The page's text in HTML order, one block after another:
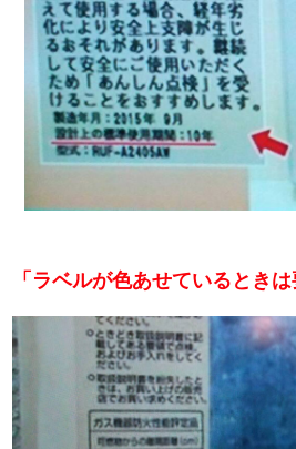
「ラベルが色あせているときは